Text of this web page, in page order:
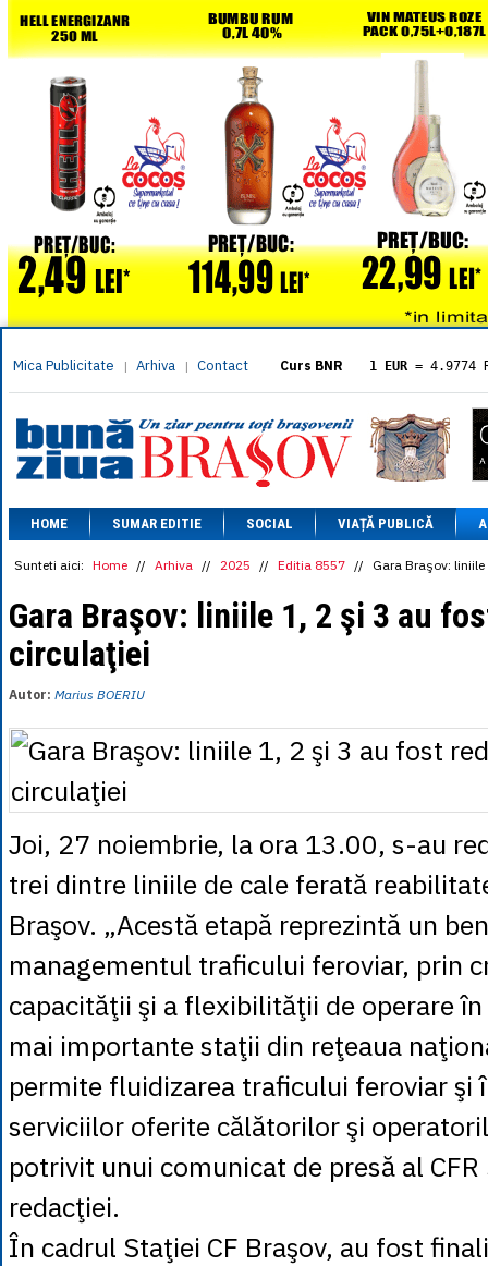
Mica Publicitate | Arhiva | Contact Curs BNR 1 EUR = 4.9774
= 5.8304
1 XAU= 464.4611
1 AED= 1.1933
1 AUD= 2.7957
1 BGN= 2.5449
1 CAD= 3.1559
1 CHF= 5.2813
1 CNY= 0.6015
1 DKK
= 0.6668
1 EGP = 0.0860
1 MXN
= 0.2227
1 NOK= 0.4191
1 RSD= 0.0425
1 RUB
= 0.0530
1 SEK
= 0.4526
= 0.1141
1 UAH= 0.1048
1 XDR
= 5.9383
1 ZAR = 0.2318
HOME SUMAR EDITIE SOCIAL VIAȚĂ PUBLICĂ
Sunteti aici: Home // Arhiva // 2025 // Editia 8557 // Gara Braşov:
Gara Braşov: liniile 1, 2 şi 3 au
circulaţiei
Autor: Marius BOERIU
Joi, 27 noiembrie, la ora 13.00, s-au
trei dintre liniile de cale ferată
Braşov. „Acestă etapă reprezintă un
managementul traficului feroviar, prin
capacităţii şi a flexibilităţii de operare
mai importante staţii din reţeaua
permite fluidizarea traficului feroviar şi
serviciilor oferite călătorilor şi
potrivit unui comunicat de presă al
redacţiei.
În cadrul Staţiei CF Braşov, au fost